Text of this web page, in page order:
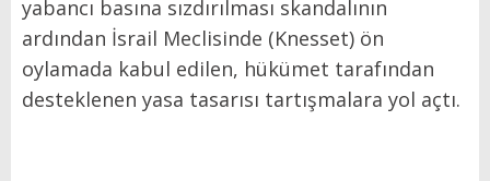
yabancı basına sızdırılması skandalının
ardından İsrail Meclisinde (Knesset) ön
oylamada kabul edilen, hükümet tarafından
desteklenen yasa tasarısı tartışmalara yol açtı.